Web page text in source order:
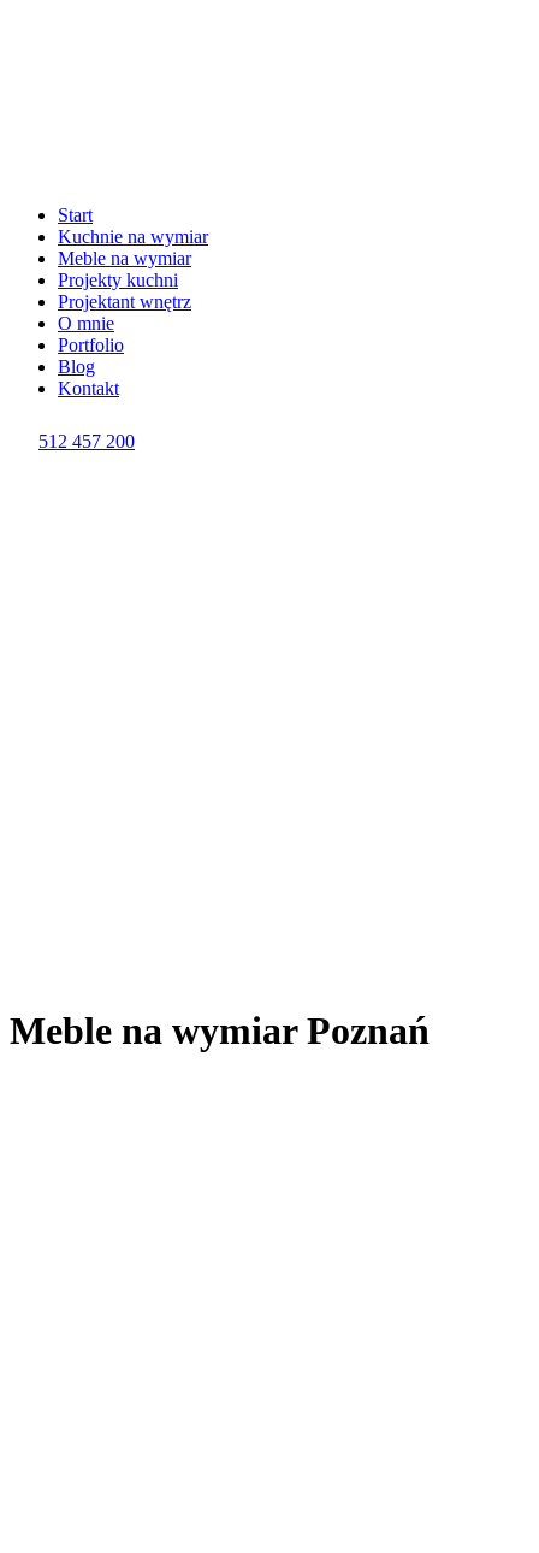
Start
Kuchnie na wymiar
Meble na wymiar
Projekty kuchni
Projektant wnętrz
O mnie
Portfolio
Blog
Kontakt
512 457 200
Meble na wymiar Poznań